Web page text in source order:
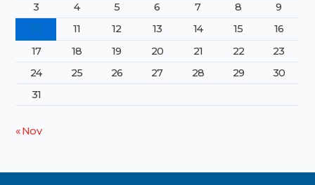
3
4 5 6 7 8
9
11 12 13 14 15
16
17
18 19 20 21 22
23
24
25 26 27 28 29
30
31
« Nov